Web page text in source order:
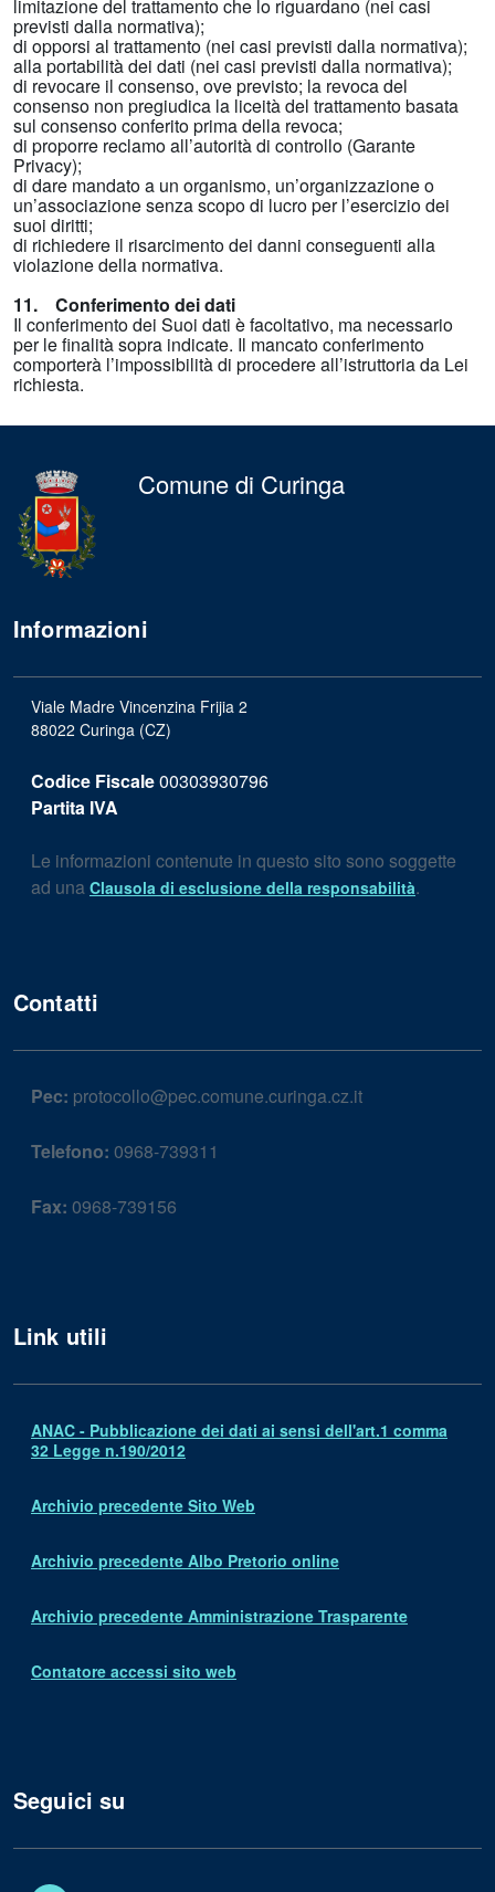
limitazione del trattamento che lo riguardano (nei casi
previsti dalla normativa);
di opporsi al trattamento (nei casi previsti dalla normativa);
alla portabilità dei dati (nei casi previsti dalla normativa);
di revocare il consenso, ove previsto; la revoca del
consenso non pregiudica la liceità del trattamento basata
sul consenso conferito prima della revoca;
di proporre reclamo all’autorità di controllo (Garante
Privacy);
di dare mandato a un organismo, un’organizzazione o
un’associazione senza scopo di lucro per l’esercizio dei
suoi diritti;
di richiedere il risarcimento dei danni conseguenti alla
violazione della normativa.
11. Conferimento dei dati
Il conferimento dei Suoi dati è facoltativo, ma necessario
per le finalità sopra indicate. Il mancato conferimento
comporterà l’impossibilità di procedere all’istruttoria da Lei
richiesta.
Comune di Curinga
Informazioni
Viale Madre Vincenzina Frijia 2
88022 Curinga (CZ)
Codice Fiscale00303930796
Partita IVA
Le informazioni contenute in questo sito sono soggette
ad una Clausola di esclusione della responsabilità.
Contatti
Pec: protocollo@pec.comune.curinga.cz.it
Telefono: 0968-739311
Fax: 0968-739156
Link utili
ANAC - Pubblicazione dei dati ai sensi dell'art.1 comma
32 Legge n.190/2012
Archivio precedente Sito Web
Archivio precedente Albo Pretorio online
Archivio precedente Amministrazione Trasparente
Contatore accessi sito web
Seguici su